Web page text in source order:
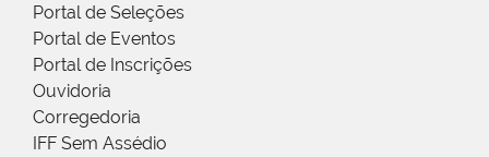
Portal de Seleções
Portal de Eventos
Portal de Inscrições
Ouvidoria
Corregedoria
IFF Sem Assédio